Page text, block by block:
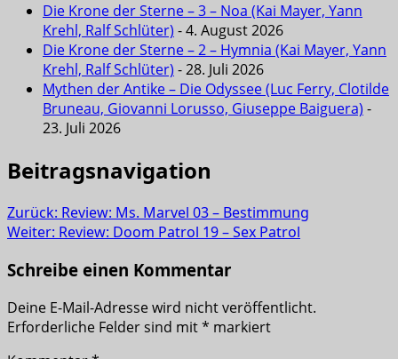
Die Krone der Sterne – 3 – Noa (Kai Mayer, Yann
Krehl, Ralf Schlüter) - 4. August 2026
Die Krone der Sterne – 2 – Hymnia (Kai Mayer, Yann
Krehl, Ralf Schlüter) - 28. Juli 2026
Mythen der Antike – Die Odyssee (Luc Ferry, Clotilde
Bruneau, Giovanni Lorusso, Giuseppe Baiguera) -
23. Juli 2026
Beitragsnavigation
Zurück: Review: Ms. Marvel 03 – Bestimmung
Weiter: Review: Doom Patrol 19 – Sex Patrol
Schreibe einen Kommentar
Deine E-Mail-Adresse wird nicht veröffentlicht.
Erforderliche Felder sind mit* markiert